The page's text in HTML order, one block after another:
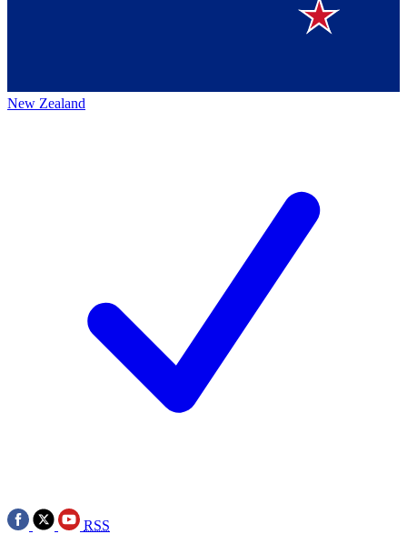
New Zealand
RSS